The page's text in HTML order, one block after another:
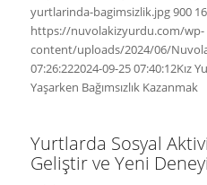
yurtlarinda-bagimsizlik.jpg900
https://nuvolakizyurdu.com/wp-
content/uploads/2024/06/
07:26:222024-09-25 07:40:12Kız
Yaşarken Bağımsızlık Kazanmak
Yurtlarda Sosyal
Geliştir ve Yeni